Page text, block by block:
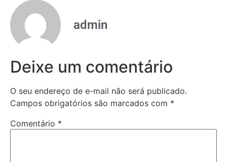
admin
Deixe um comentário
O seu endereço de e-mail não será publicado.
Campos obrigatórios são marcados com *
Comentário *